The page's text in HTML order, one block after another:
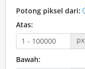
Potong piksel dari:
Atas:
px
Bawah: